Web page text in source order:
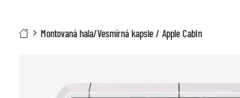
 Montovaná hala/Vesmírná kapsle / Apple Cabin